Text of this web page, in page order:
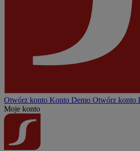
Otwórz konto Konto Demo Otwórz konto
Moje konto